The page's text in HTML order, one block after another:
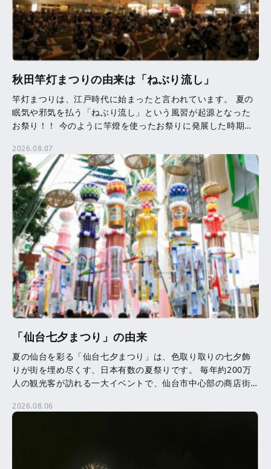
秋田竿灯まつりの由来は「ねぶり流し」
竿灯まつりは、江戸時代に始まったと言われています。 夏の
眠気や邪気を払う「ねぶり流し」という風習が起源となった
お祭り！！ 今のように竿燈を使ったお祭りに発展した時期等
[…]
2026.08.07
「仙台七夕まつり」の由来
夏の仙台を彩る「仙台七夕まつり」は、色取り取りの七夕飾
りが街を埋め尽くす、日本有数の夏祭りです。 毎年約200万
人の観光客が訪れる一大イベントで、仙台市中心部の商店街
2026.08.06